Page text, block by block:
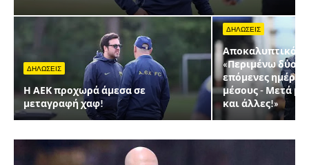
ΔΗΛΩΣΕΙΣ
Η ΑΕΚ προχωρά άμεσα σε
μεταγραφή χαφ!
ΔΗΛΩΣΕΙΣ
Αποκαλυπτικός
«Περιμένω δύο
επόμενες
μέσους - Μετά
και άλλες!»